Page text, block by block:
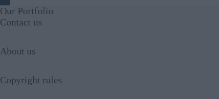
Our Portfolio
Contact us
About us
Copyright rules